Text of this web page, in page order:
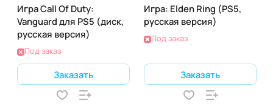
Игра Call Of Duty:
Vanguard для PS5 (диск,
русская версия)
Под заказ
Заказать
Игра: Elden Ring (PS5,
русская версия)
Под заказ
Заказать